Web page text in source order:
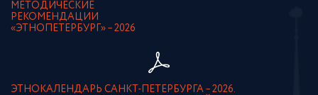
МЕТОДИЧЕСКИЕ
РЕКОМЕНДАЦИИ
«ЭТНОПЕТЕРБУРГ» – 2026
ЭТНОКАЛЕНДАРЬ САНКТ-ПЕТЕРБУРГА – 2026.